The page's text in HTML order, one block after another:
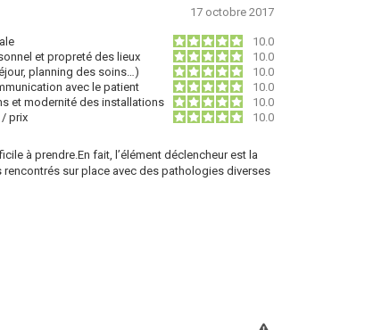
17 octobre 2017
10.0
et propreté des lieux
10.0
planning des soins…)
10.0
avec le patient
10.0
et modernité des installations
10.0
prix
10.0
à prendre.En fait, l’élément déclencheur est la
sur place avec des pathologies diverses